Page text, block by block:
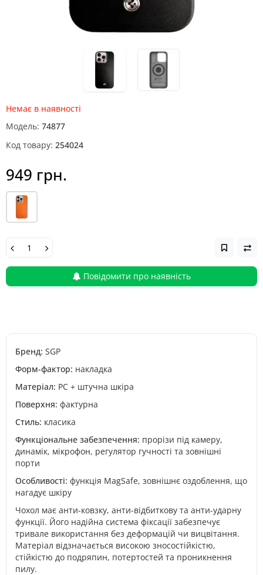
Немає в наявності
Модель: 74877
Код товару: 254024
949 грн.
Повідомити про наявність
Бренд: SGP
Форм-фактор: накладка
Матеріал: PC + штучна шкіра
Поверхня: фактурна
Стиль: класика
Функціональне забезпечення: прорізи під камеру,
динамік, мікрофон, регулятор гучності та зовнішні
порти
Особливості: функція MagSafe, зовнішнє оздоблення, що
нагадує шкіру
Чохол має анти-ковзку, анти-відбиткову та анти-ударну
функції. Його надійна система фіксації забезпечує
тривале використання без деформацій чи вицвітання.
Матеріал відзначається високою зносостійкістю,
стійкістю до подряпин, потертостей та проникнення
пилу.